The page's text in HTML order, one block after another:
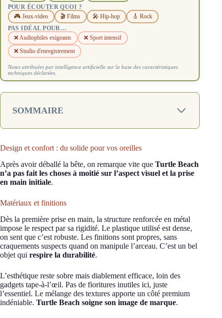
POUR ÉCOUTER QUOI ?
🎮 Jeux-video 🎬 Films 🎤 Hip-hop 🎸 Rock
PAS IDÉAL POUR…
❌ Audiophiles exigeants
❌ Sport intensif
❌ Studio d'enregistrement
Notes attribuées par intelligence artificielle sur la base des caractéristiques
techniques déclarées.
SOMMAIRE
Design et confort : du solide pour vos oreilles
Après avoir déballé la bête, on remarque vite que Turtle Beach
n’a pas fait les choses à moitié sur l’aspect visuel et la prise
en main initiale.
Matériaux et finitions
Dès la première prise en main, la structure renforcée en métal
impose le respect par sa rigidité. Le plastique utilisé est dense,
on sent que c’est robuste. Les finitions sont propres, sans
craquements suspects quand on manipule l’arceau. C’est un bel
objet qui respire la durabilité.
L’esthétique reste sobre mais diablement efficace, loin des
gadgets tape-à-l’œil. Pas de fioritures inutiles ici, juste
l’essentiel. Le mélange des textures apporte un côté premium
indéniable. Turtle Beach soigne son image de marque.